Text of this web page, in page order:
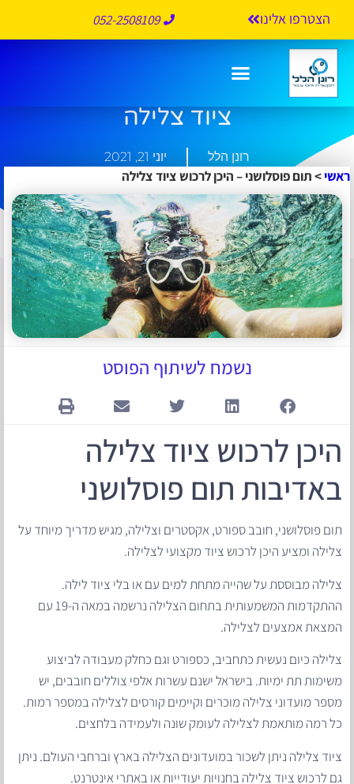
הצטרפו אלינו 052-2508109
תום פוסלושני – היכן לרכוש
ציוד צלילה
רונן הלל יוני 21, 2021
ראשי>תום פוסלושני – היכן לרכוש ציוד צלילה
נשמח לשיתוף הפוסט
היכן לרכוש ציוד צלילה
באדיבות תום פוסלושני
תום פוסלושני, חובב ספורט, אקסטרים וצלילה, מגיש מדריך מיוחד על
צלילה ומציע היכן לרכוש ציוד מקצועי לצלילה.
צלילה מבוססת על שהייה מתחת למים עם או בלי ציוד לילה.
ההתקדמות המשמעותית בתחום הצלילה נרשמה במאה ה-19 עם
המצאת אמצעים לצלילה.
צלילה כיום נעשית כתחביב, כספורט וגם כחלק מעבודה לביצוע
משימות תת ימיות. בישראל ישנם עשרות אלפי צוללים חובבים, יש
מספר מועדוני צלילה מוכרים וקיימים קורסים לצלילה במספר רמות.
כל רמה מותאמת לצלילה לעומק שונה ולעמידה בלחצים.
ציוד צלילה ניתן לשכור במועדונים הצלילה בארץ וברחבי העולם. ניתן
גם לרכוש ציוד צלילה בחנויות יעודייות או באתרי אינטרנט.